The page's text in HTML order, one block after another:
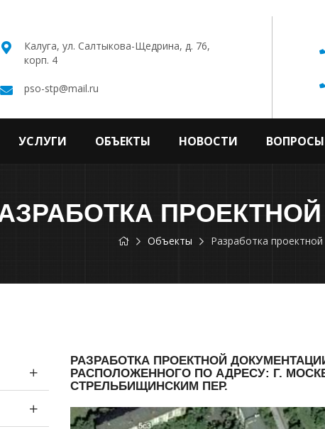
Калуга, ул. Салтыкова-Щедрина, д. 76,
корп. 4
pso-stp@mail.ru
УСЛУГИ ОБЪЕКТЫ НОВОСТИ
Объекты
РАЗРАБОТКА ПРОЕКТНОЙ
РАСПОЛОЖЕННОГО ПО АДРЕСУ: Г.
СТРЕЛЬБИЩИНСКИМ ПЕР.